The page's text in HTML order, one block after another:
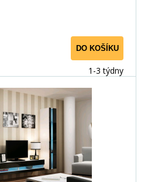
DO KOŠÍKU
1-3 týdny